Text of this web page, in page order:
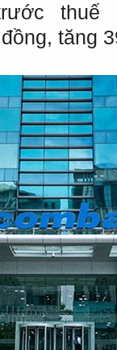
thuế
tăng